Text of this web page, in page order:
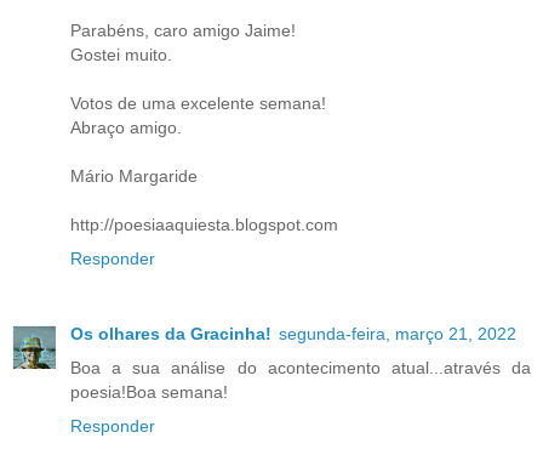
Parabéns, caro amigo Jaime!
Gostei muito.
Votos de uma excelente semana!
Abraço amigo.
Mário Margaride
http://poesiaaquiesta.blogspot.com
Responder
Os olhares da Gracinha! segunda-feira, março 21, 2022
Boa a sua análise do acontecimento atual...através da
poesia!Boa semana!
Responder